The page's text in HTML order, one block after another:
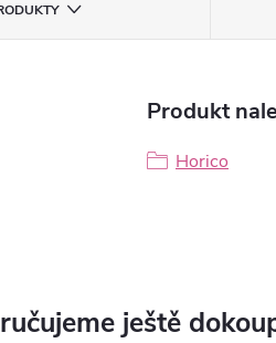
Produkt
Horico
ještě